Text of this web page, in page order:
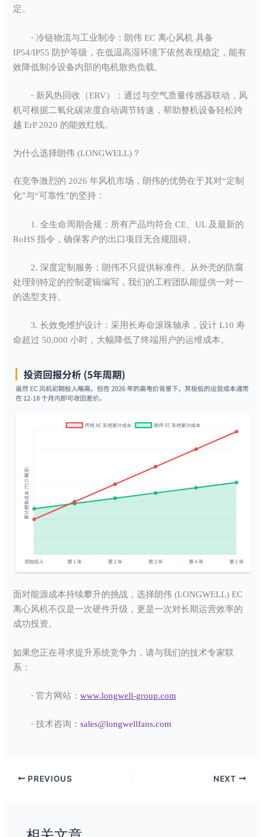
定。
· 冷链物流与工业制冷：朗伟 EC 离心风机 具备
IP54/IP55 防护等级，在低温高湿环境下依然表现稳定，能有
效降低制冷设备内部的电机散热负载。
· 新风热回收（ERV）：通过与空气质量传感器联动，风
机可根据二氧化碳浓度自动调节转速，帮助整机设备轻松跨
越 ErP 2020 的能效红线。
为什么选择朗伟 (LONGWELL)？
在竞争激烈的 2026 年风机市场，朗伟的优势在于其对“定制
化”与“可靠性”的坚持：
1. 全生命周期合规：所有产品均符合 CE、UL 及最新的
RoHS 指令，确保客户的出口项目无合规阻碍。
2. 深度定制服务：朗伟不只提供标准件。从外壳的防腐
处理到特定的控制逻辑编写，我们的工程团队能提供一对一
的选型支持。
3. 长效免维护设计：采用长寿命滚珠轴承，设计 L10 寿
命超过 50,000 小时，大幅降低了终端用户的运维成本。
面对能源成本持续攀升的挑战，选择朗伟 (LONGWELL) EC
离心风机不仅是一次硬件升级，更是一次对长期运营效率的
成功投资。
如果您正在寻求提升系统竞争力，请与我们的技术专家联
系：
· 官方网站： www.longwell-group.com
· 技术咨询： sales@longwellfans.com
PREVIOUS NEXT